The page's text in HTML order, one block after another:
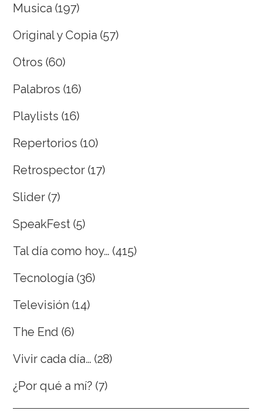
Musica (197)
Original y Copia (57)
Otros (60)
Palabros (16)
Playlists (16)
Repertorios (10)
Retrospector (17)
Slider (7)
SpeakFest (5)
Tal día como hoy… (415)
Tecnología (36)
Televisión (14)
The End (6)
Vivir cada día… (28)
¿Por qué a mí? (7)